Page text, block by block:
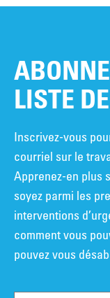
LISTE
Inscrivez-vous
courriel sur le
Apprenez-en plus
soyez parmi les
interventions
comment vous
pouvez vous